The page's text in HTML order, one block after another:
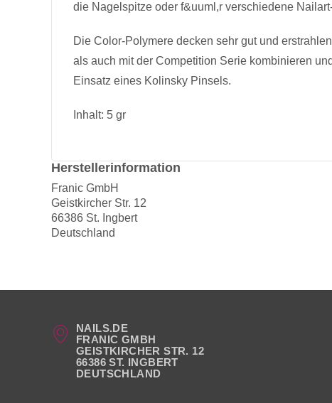
die Nagelspitze oder f&uuml,r verschiedene
Die Color-Polymere decken sehr gut und
als auch mit der Competition Serie kombinieren
Einsatz eines Kolinsky Pinsels.
Inhalt: 5 gr
Herstellerinformation
Franic GmbH
Geistkircher Str. 12
66386 St. Ingbert
Deutschland
NAILS.DE
FRANIC GMBH
GEISTKIRCHER STR. 12
66386 ST. INGBERT
DEUTSCHLAND